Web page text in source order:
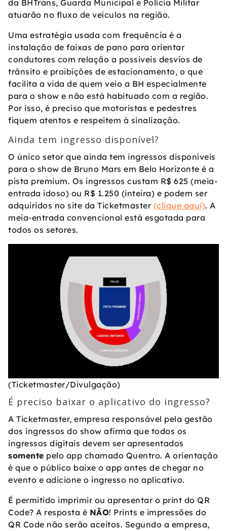
da BHTrans, Guarda Municipal e Polícia Militar
atuarão no fluxo de veículos na região.
Uma estratégia usada com frequência é a
instalação de faixas de pano para orientar
condutores com relação a possíveis desvios de
trânsito e proibições de estacionamento, o que
facilita a vida de quem veio a BH especialmente
para o show e não está habituado com a região.
Por isso, é preciso que motoristas e pedestres
fiquem atentos e respeitem à sinalização.
Ainda tem ingresso disponível?
O único setor que ainda tem ingressos disponíveis
para o show de Bruno Mars em Belo Horizonte é a
pista premium. Os ingressos custam R$ 625 (meia-
entrada idoso) ou R$ 1.250 (inteira) e podem ser
adquiridos no site da Ticketmaster (clique aqui). A
meia-entrada convencional está esgotada para
todos os setores.
(Ticketmaster/Divulgação)
É preciso baixar o aplicativo do ingresso?
A Ticketmaster, empresa responsável pela gestão
dos ingressos do show afirma que todos os
ingressos digitais devem ser apresentados
somente pelo app chamado Quentro. A orientação
é que o público baixe o app antes de chegar no
evento e adicione o ingresso no aplicativo.
É permitido imprimir ou apresentar o print do QR
Code? A resposta é NÃO! Prints e impressões do
QR Code não serão aceitos. Segundo a empresa,